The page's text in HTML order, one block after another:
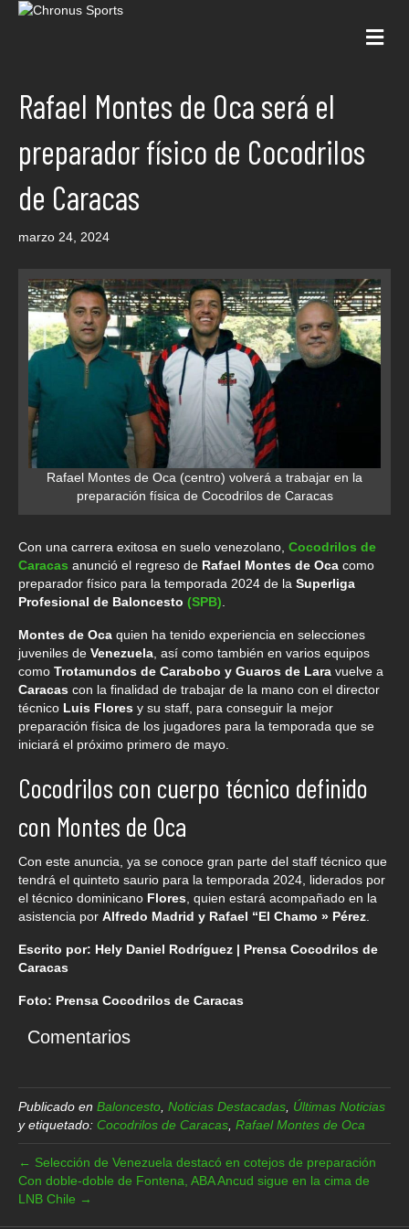
Rafael Montes de Oca será el
preparador físico de Cocodrilos
de Caracas
marzo 24, 2024
Rafael Montes de Oca (centro) volverá a trabajar en la
preparación física de Cocodrilos de Caracas
Con una carrera exitosa en suelo venezolano, Cocodrilos de
Caracas anunció el regreso de Rafael Montes de Oca como
preparador físico para la temporada 2024 de la Superliga
Profesional de Baloncesto (SPB).
Montes de Oca quien ha tenido experiencia en selecciones
juveniles de Venezuela, así como también en varios equipos
como Trotamundos de Carabobo y Guaros de Lara vuelve a
Caracas con la finalidad de trabajar de la mano con el director
técnico Luis Flores y su staff, para conseguir la mejor
preparación física de los jugadores para la temporada que se
iniciará el próximo primero de mayo.
Cocodrilos con cuerpo técnico definido
con Montes de Oca
Con este anuncia, ya se conoce gran parte del staff técnico que
tendrá el quinteto saurio para la temporada 2024, liderados por
el técnico dominicano Flores, quien estará acompañado en la
asistencia por Alfredo Madrid y Rafael “El Chamo » Pérez.
Escrito por: Hely Daniel Rodríguez | Prensa Cocodrilos de
Caracas
Foto: Prensa Cocodrilos de Caracas
Comentarios
Publicado en Baloncesto, Noticias Destacadas, Últimas Noticias
y etiquetado: Cocodrilos de Caracas, Rafael Montes de Oca
← Selección de Venezuela destacó en cotejos de preparación
Con doble-doble de Fontena, ABA Ancud sigue en la cima de
LNB Chile →